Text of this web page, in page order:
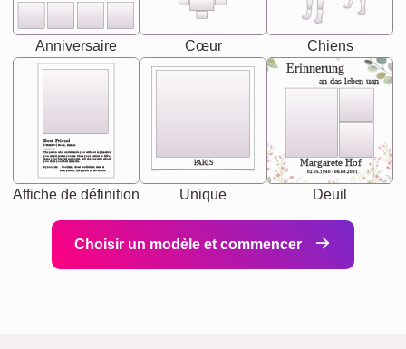
Anniversaire Cœur Chiens
Best Friend
[<NAME>] Noun, feminie
Synonyms: Soulmate, closet confidante, sister at
heart person, life partner in adventure.
The person who understands you without explanation
you accepts just as you are. She's your partner in life's,
chaos your biggest supporter, and the one with whom
you share your best memories.
Affiche de définition
PARIS
Unique
Erinnerung
an das leben uan
Margarete Hof
02.05.1940 - 08.04.2021
Deuil
Choisir un modèle et commencer